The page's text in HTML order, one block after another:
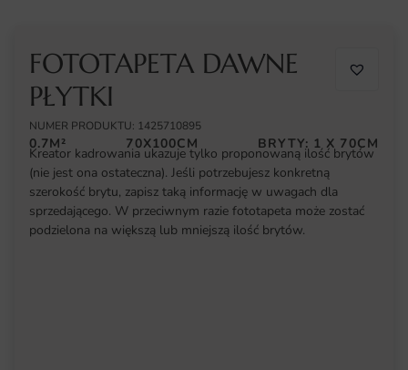
FOTOTAPETA DAWNE
PŁYTKI
NUMER PRODUKTU: 1425710895
0.7M² 70X100CM BRYTY: 1 X 70CM
Kreator kadrowania ukazuje tylko proponowaną ilość brytów
(nie jest ona ostateczna). Jeśli potrzebujesz konkretną
szerokość brytu, zapisz taką informację w uwagach dla
sprzedającego. W przeciwnym razie fototapeta może zostać
podzielona na większą lub mniejszą ilość brytów.